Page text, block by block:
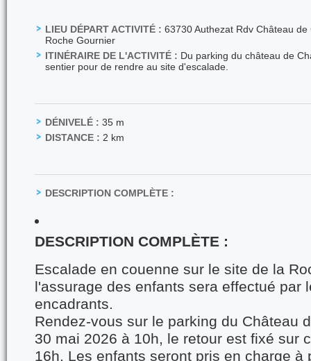
LIEU DÉPART ACTIVITÉ : 63730 Authezat Rdv Château
Roche Gournier
ITINÉRAIRE DE L'ACTIVITÉ : Du parking du château de
sentier pour de rendre au site d'escalade.
DÉNIVELÉ : 35 m
DISTANCE : 2 km
DESCRIPTION COMPLÈTE :
DESCRIPTION COMPLÈTE :
Escalade en couenne sur le site de la
l'assurage des enfants sera effectué par
encadrants.
Rendez-vous sur le parking du Château
30 mai 2026 à 10h, le retour est fixé sur
16h. Les enfants seront pris en charge à